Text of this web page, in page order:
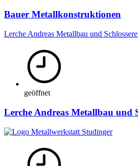
Bauer Metallkonstruktionen
Lerche Andreas Metallbau und
geöffnet
Lerche Andreas Metallbau und